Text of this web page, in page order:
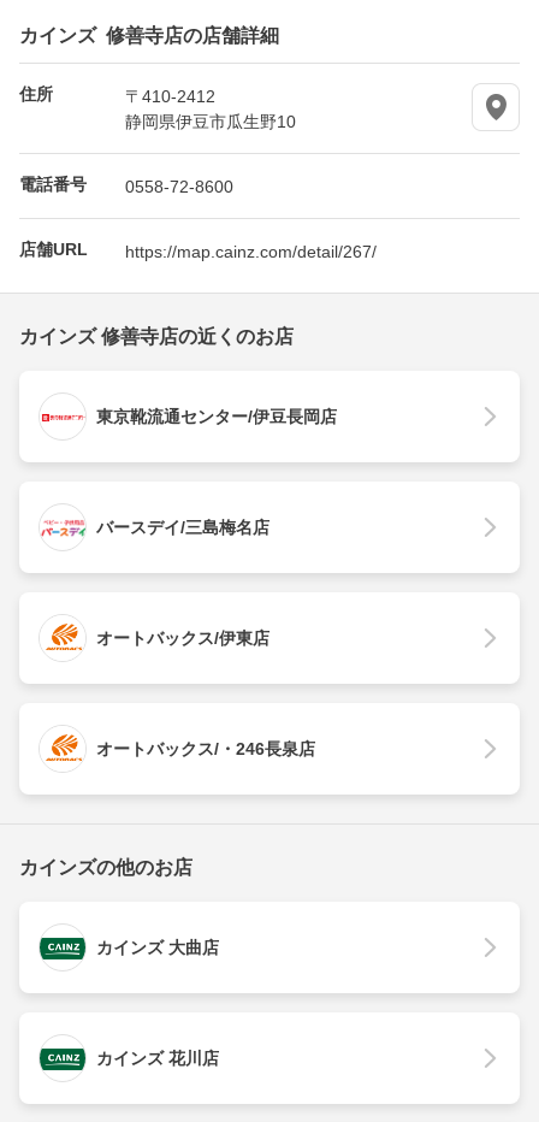
カインズ 修善寺店の店舗詳細
住所
〒410-2412
静岡県伊豆市瓜生野10
電話番号 0558-72-8600
店舗URL https://map.cainz.com/detail/267/
カインズ 修善寺店の近くのお店
東京靴流通センター/伊豆長岡店
バースデイ/三島梅名店
オートバックス/伊東店
オートバックス/・246長泉店
カインズの他のお店
カインズ 大曲店
カインズ 花川店